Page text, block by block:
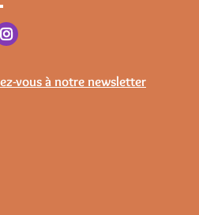
vous à notre newsletter